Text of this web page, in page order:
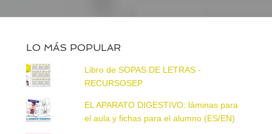
LO MÁS POPULAR
Libro de SOPAS DE LETRAS -
RECURSOSEP
EL APARATO DIGESTIVO: láminas para
el aula y fichas para el alumno (ES/EN)